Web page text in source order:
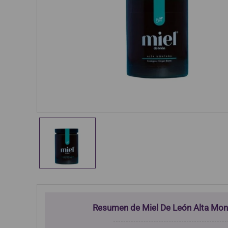
Resumen de Miel De León Alta